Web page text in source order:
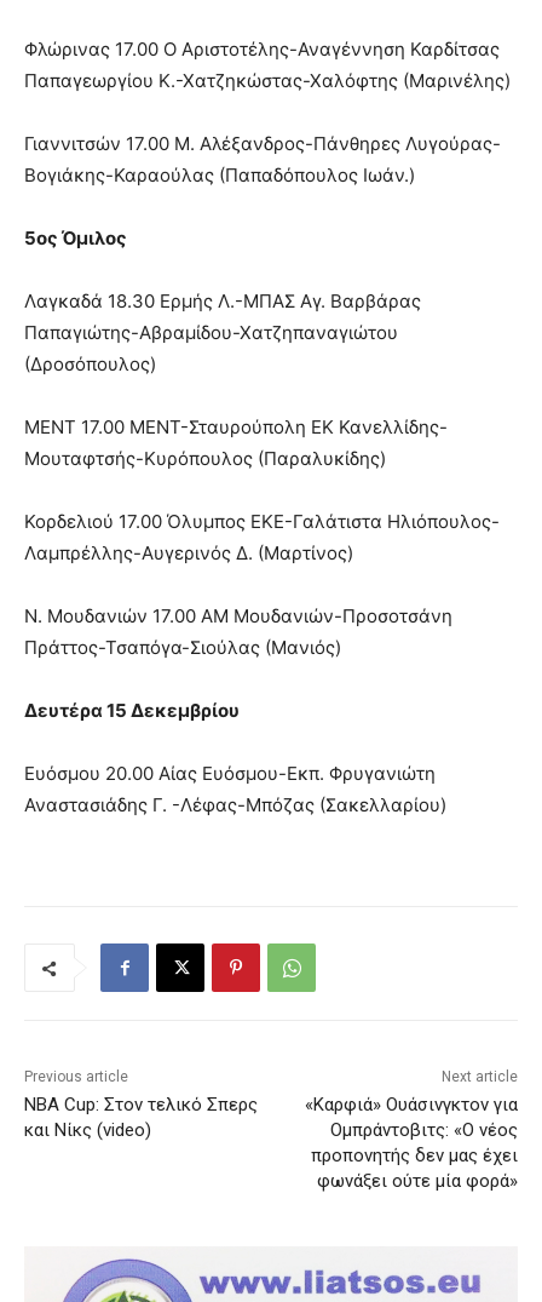
Φλώρινας 17.00 Ο Αριστοτέλης-Αναγέννηση Καρδίτσας
Παπαγεωργίου Κ.-Χατζηκώστας-Χαλόφτης (Μαρινέλης)
Γιαννιτσών 17.00 Μ. Αλέξανδρος-Πάνθηρες Λυγούρας-
Βογιάκης-Καραούλας (Παπαδόπουλος Ιωάν.)
5ος Όμιλος
Λαγκαδά 18.30 Ερμής Λ.-ΜΠΑΣ Αγ. Βαρβάρας
Παπαγιώτης-Αβραμίδου-Χατζηπαναγιώτου
(Δροσόπουλος)
ΜΕΝΤ 17.00 ΜΕΝΤ-Σταυρούπολη ΕΚ Κανελλίδης-
Μουταφτσής-Κυρόπουλος (Παραλυκίδης)
Κορδελιού 17.00 Όλυμπος ΕΚΕ-Γαλάτιστα Ηλιόπουλος-
Λαμπρέλλης-Αυγερινός Δ. (Μαρτίνος)
Ν. Μουδανιών 17.00 ΑΜ Μουδανιών-Προσοτσάνη
Πράττος-Τσαπόγα-Σιούλας (Μανιός)
Δευτέρα 15 Δεκεμβρίου
Ευόσμου 20.00 Αίας Ευόσμου-Εκπ. Φρυγανιώτη
Αναστασιάδης Γ. -Λέφας-Μπόζας (Σακελλαρίου)
Previous article
ΝΒΑ Cup: Στον τελικό Σπερς
και Νίκς (video)
Next article
«Καρφιά» Ουάσινγκτον για
Ομπράντοβιτς: «Ο νέος
προπονητής δεν μας έχει
φωνάξει ούτε μία φορά»